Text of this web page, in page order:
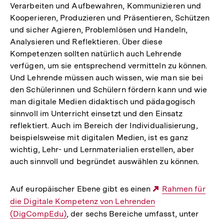
Verarbeiten und Aufbewahren, Kommunizieren und
Kooperieren, Produzieren und Präsentieren, Schützen
und sicher Agieren, Problemlösen und Handeln,
Analysieren und Reflektieren. Über diese
Kompetenzen sollten natürlich auch Lehrende
verfügen, um sie entsprechend vermitteln zu können.
Und Lehrende müssen auch wissen, wie man sie bei
den Schülerinnen und Schülern fördern kann und wie
man digitale Medien didaktisch und pädagogisch
sinnvoll im Unterricht einsetzt und den Einsatz
reflektiert. Auch im Bereich der Individualisierung,
beispielsweise mit digitalen Medien, ist es ganz
wichtig, Lehr- und Lernmaterialien erstellen, aber
auch sinnvoll und begründet auswählen zu können.
Auf europäischer Ebene gibt es einen
Externer
Rahmen für
die Digitale Kompetenz von Lehrenden
(DigCompEdu), der sechs Bereiche umfasst, unter